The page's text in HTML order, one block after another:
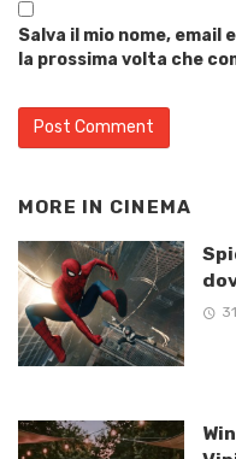
Salva il mio nome,
la prossima volta che
MORE IN CINEMA